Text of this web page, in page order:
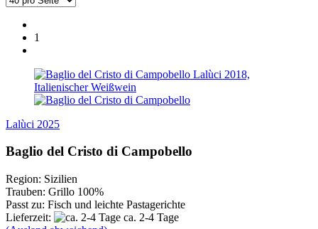
1
Lalùci 2025
Baglio del Cristo di Campobello
Region: Sizilien
Trauben: Grillo 100%
Passt zu: Fisch und leichte Pastagerichte
Lieferzeit:
ca. 2-4 Tage